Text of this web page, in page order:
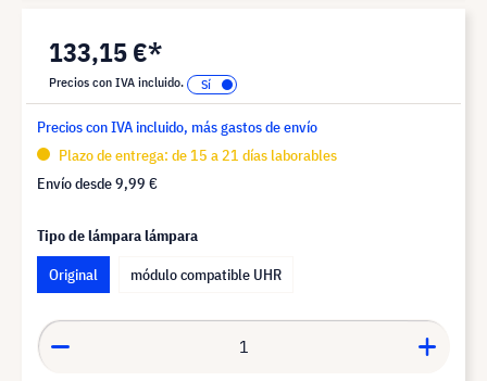
133,15 €*
Precios con IVA incluido.
Precios con IVA incluido, más gastos de envío
Plazo de entrega: de 15 a 21 días laborables
Envío desde9,99 €
Tipo de lámpara lámpara
Original
módulo compatible UHR